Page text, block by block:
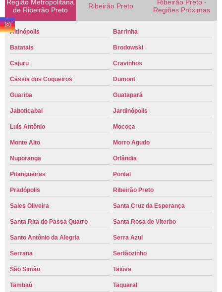
Região Metropolitana
de Ribeirão Preto
Ribeirão Preto
Ribeirão Preto -
Regiões Próximas
Altinópolis Barrinha
Batatais Brodowski
Cajuru Cravinhos
Cássia dos Coqueiros Dumont
Guariba Guatapará
Jaboticabal Jardinópolis
Luís Antônio Mococa
Monte Alto Morro Agudo
Nuporanga Orlândia
Pitangueiras Pontal
Pradópolis Ribeirão Preto
Sales Oliveira Santa Cruz da Esperança
Santa Rita do Passa Quatro Santa Rosa de Viterbo
Santo Antônio da Alegria Serra Azul
Serrana Sertãozinho
São Simão Taiúva
Tambaú
Taquaral